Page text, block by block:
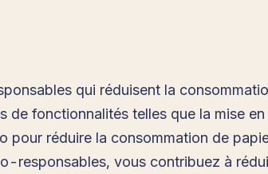
qui réduisent la
fonctionnalités telles que la mise
réduire la consommation de
responsables, vous contribuez à